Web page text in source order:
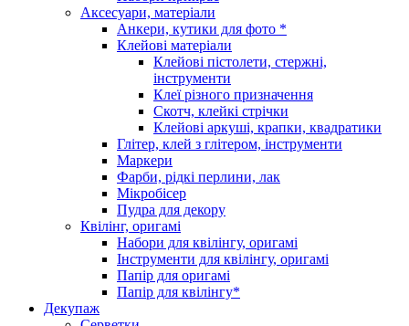
Аксесуари, матеріали
Анкери, кутики для фото *
Клейові матеріали
Клейові пістолети, стержні,
інструменти
Клеї різного призначення
Скотч, клейкі стрічки
Клейові аркуші, крапки, квадратики
Глітер, клей з глітером, інструменти
Маркери
Фарби, рідкі перлини, лак
Мікробісер
Пудра для декору
Квілінг, оригамі
Набори для квілінгу, оригамі
Інструменти для квілінгу, оригамі
Папір для оригамі
Папір для квілінгу*
Декупаж